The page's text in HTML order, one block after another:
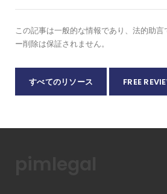
この記事は一般的な情報であり、法的助言
ー削除は保証されません。
すべてのリソース FREE